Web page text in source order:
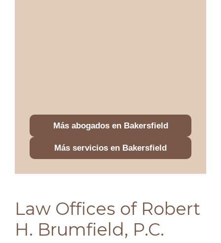
Más abogados en Bakersfield
Más servicios en Bakersfield
Law Offices of Robert
H. Brumfield, P.C.